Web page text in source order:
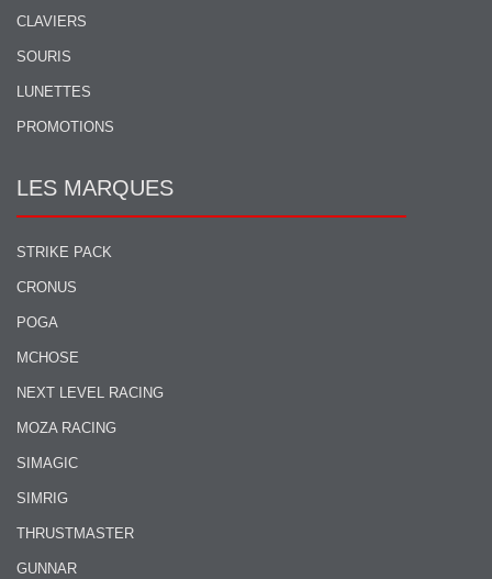
CLAVIERS
SOURIS
LUNETTES
PROMOTIONS
LES MARQUES
STRIKE PACK
CRONUS
POGA
MCHOSE
NEXT LEVEL RACING
MOZA RACING
SIMAGIC
SIMRIG
THRUSTMASTER
GUNNAR